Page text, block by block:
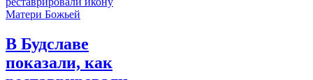
В Будславе
показали, как